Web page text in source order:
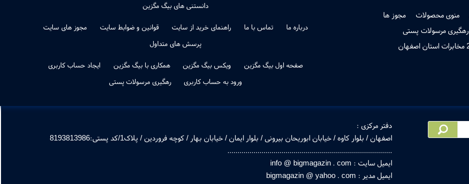
منوی محصولات
مجوز ها
رهگیری مرسولات پستی
دانستنی های بیگ مگزین
درباره ما تماس با ما راهنمای خرید از سایت قوانین و ضوابط سایت
مجوز های سایت
پرسش های متداول
صفحه اول بیگ مگزین ویکس بیگ مگزین همکاری با بیگ مگزین
ایجاد حساب کاربری
ورود به حساب کاربری
رهگیری مرسولات پستی
دفتر مرکزی :
اصفهان / بلوار کاوه / خیابان ابوریحان بیرونی / بلوار ایمان / خیابان بهار / کوچه فروردین / پلاک1/کد پستی:8193813986
..................................................................................
ایمیل سایت : info @ bigmagazin . com
ایمیل مدیر : bigmagazin @ yahoo . com